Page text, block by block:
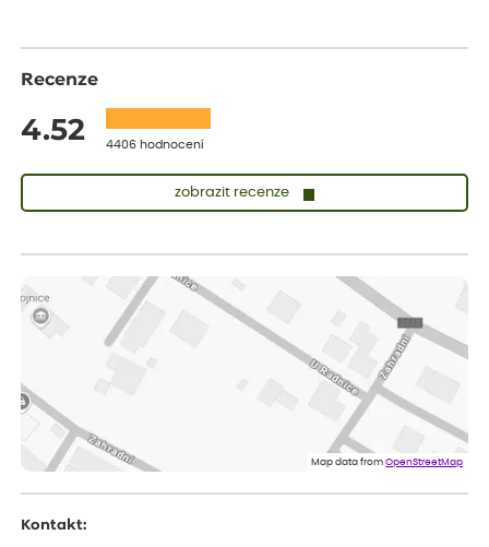
Recenze
4.52 4406 hodnocení
zobrazit recenze
Měla jsem pouze 1objednavku a zatím jsem spokojená se
sazenicemi
Miroslava
Rostliny byly v pořádku, dobře zabalené, celková spokojenost.
Doporučuji :). Spokojenost, stromky v pěkném stavu. Jediné, co
my chybělo, bylo komunikování nedostupného zboží před
Map data fromOpenStreetMap
Kontakt: